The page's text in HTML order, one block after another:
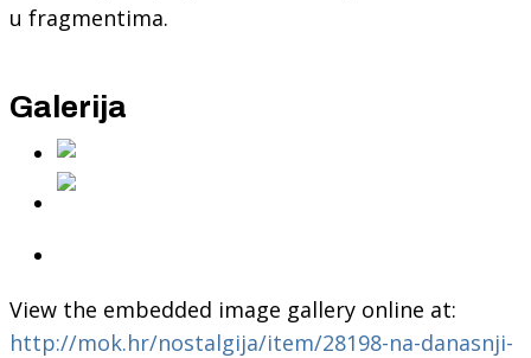
u fragmentima.
Galerija
View the embedded image gallery online at:
http://mok.hr/nostalgija/item/28198-na-danasnji-